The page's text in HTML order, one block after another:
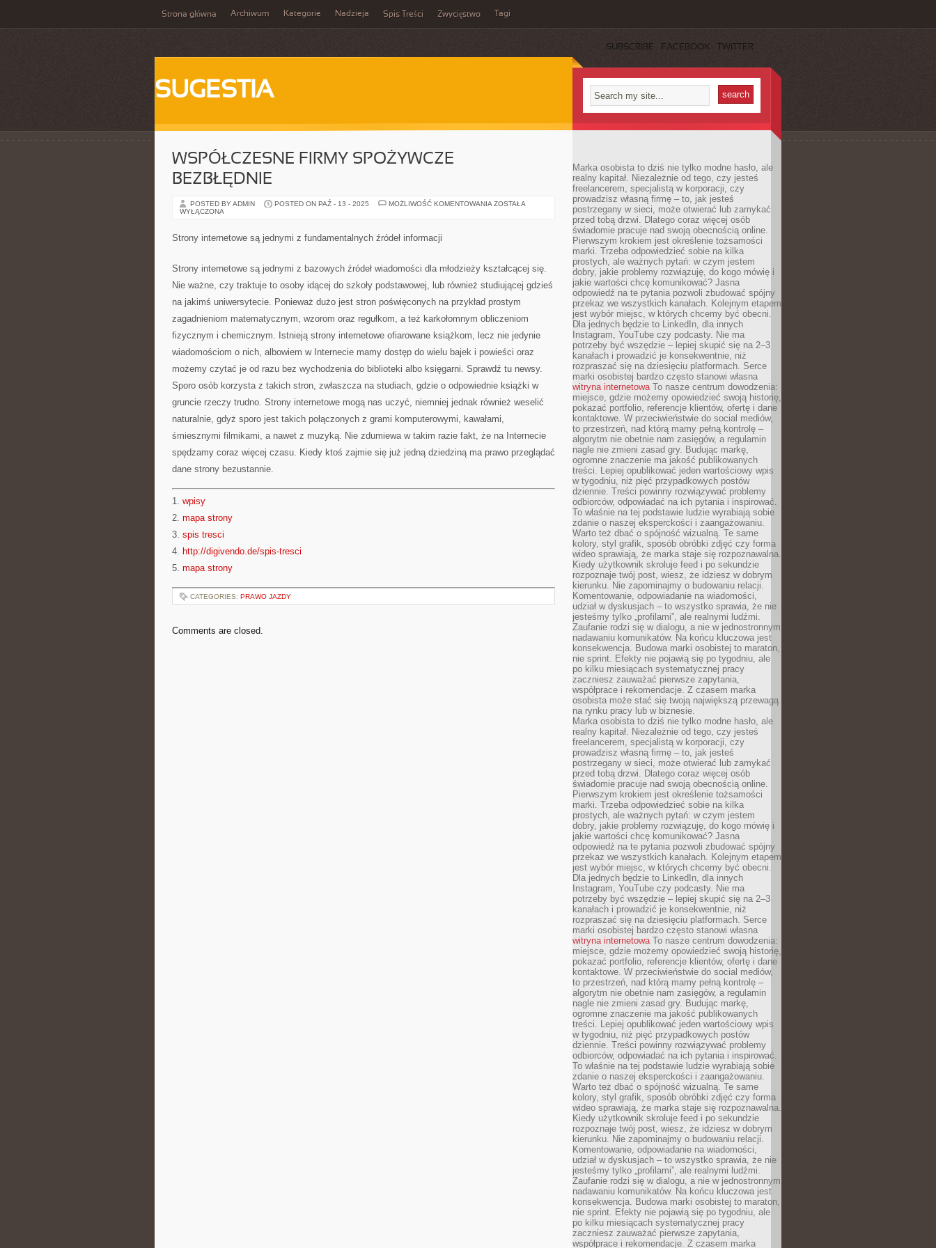
Strona główna Archiwum Kategorie Nadzieja Spis Treści Zwycięstwo Tagi
SUBSCRIBE FACEBOOK TWITTER
SUGESTIA
WSPÓŁCZESNE FIRMY SPOŻYWCZE
BEZBŁĘDNIE
POSTED BY ADMIN POSTED ON PAŹ - 13 - 2025 MOŻLIWOŚĆ KOMENTOWANIA WSPÓŁCZESNE
ZOSTAŁA
WYŁĄCZONA
Strony internetowe są jednymi z fundamentalnych źródeł informacji
Strony internetowe są jednymi z bazowych źródeł wiadomości dla młodzieży kształcącej się.
Nie ważne, czy traktuje to osoby idącej do szkoły podstawowej, lub również studiującej gdzieś
na jakimś uniwersytecie. Ponieważ dużo jest stron poświęconych na przykład prostym
zagadnieniom matematycznym, wzorom oraz regułkom, a też karkołomnym obliczeniom
fizycznym i chemicznym. Istnieją strony internetowe ofiarowane książkom, lecz nie jedynie
wiadomościom o nich, albowiem w Internecie mamy dostęp do wielu bajek i powieści oraz
możemy czytać je od razu bez wychodzenia do biblioteki albo księgarni. Sprawdź tu newsy.
Sporo osób korzysta z takich stron, zwłaszcza na studiach, gdzie o odpowiednie książki w
gruncie rzeczy trudno. Strony internetowe mogą nas uczyć, niemniej jednak również weselić
naturalnie, gdyż sporo jest takich połączonych z grami komputerowymi, kawałami,
śmiesznymi filmikami, a nawet z muzyką. Nie zdumiewa w takim razie fakt, że na Internecie
spędzamy coraz więcej czasu. Kiedy ktoś zajmie się już jedną dziedziną ma prawo przeglądać
dane strony bezustannie.
1. wpisy
2. mapa strony
3. spis tresci
4. http://digivendo.de/spis-tresci
5. mapa strony
CATEGORIES: PRAWO JAZDY
Comments are closed.
Marka osobista to dziś nie tylko modne hasło, ale
realny kapitał. Niezależnie od tego, czy jesteś
freelancerem, specjalistą w korporacji, czy
prowadzisz własną firmę – to, jak jesteś
postrzegany w sieci, może otwierać lub zamykać
przed tobą drzwi. Dlatego coraz więcej osób
świadomie pracuje nad swoją obecnością online.
Pierwszym krokiem jest określenie tożsamości
marki. Trzeba odpowiedzieć sobie na kilka
prostych, ale ważnych pytań: w czym jestem
dobry, jakie problemy rozwiązuję, do kogo mówię i
jakie wartości chcę komunikować? Jasna
odpowiedź na te pytania pozwoli zbudować spójny
przekaz we wszystkich kanałach. Kolejnym etapem
jest wybór miejsc, w których chcemy być obecni.
Dla jednych będzie to LinkedIn, dla innych
Instagram, YouTube czy podcasty. Nie ma
potrzeby być wszędzie – lepiej skupić się na 2–3
kanałach i prowadzić je konsekwentnie, niż
rozpraszać się na dziesięciu platformach. Serce
marki osobistej bardzo często stanowi własna
witryna internetowaTo nasze centrum dowodzenia:
miejsce, gdzie możemy opowiedzieć swoją historię,
pokazać portfolio, referencje klientów, ofertę i dane
kontaktowe. W przeciwieństwie do social mediów,
to przestrzeń, nad którą mamy pełną kontrolę –
algorytm nie obetnie nam zasięgów, a regulamin
nagle nie zmieni zasad gry. Budując markę,
ogromne znaczenie ma jakość publikowanych
treści. Lepiej opublikować jeden wartościowy wpis
w tygodniu, niż pięć przypadkowych postów
dziennie. Treści powinny rozwiązywać problemy
odbiorców, odpowiadać na ich pytania i inspirować.
To właśnie na tej podstawie ludzie wyrabiają sobie
zdanie o naszej eksperckości i zaangażowaniu.
Warto też dbać o spójność wizualną. Te same
kolory, styl grafik, sposób obróbki zdjęć czy forma
wideo sprawiają, że marka staje się rozpoznawalna.
Kiedy użytkownik skroluje feed i po sekundzie
rozpoznaje twój post, wiesz, że idziesz w dobrym
kierunku. Nie zapominajmy o budowaniu relacji.
Komentowanie, odpowiadanie na wiadomości,
udział w dyskusjach – to wszystko sprawia, że nie
jesteśmy tylko „profilami”, ale realnymi ludźmi.
Zaufanie rodzi się w dialogu, a nie w jednostronnym
nadawaniu komunikatów. Na końcu kluczowa jest
konsekwencja. Budowa marki osobistej to maraton,
nie sprint. Efekty nie pojawią się po tygodniu, ale
po kilku miesiącach systematycznej pracy
zaczniesz zauważać pierwsze zapytania,
współprace i rekomendacje. Z czasem marka
osobista może stać się twoją największą przewagą
na rynku pracy lub w biznesie.
Marka osobista to dziś nie tylko modne hasło, ale
realny kapitał. Niezależnie od tego, czy jesteś
freelancerem, specjalistą w korporacji, czy
prowadzisz własną firmę – to, jak jesteś
postrzegany w sieci, może otwierać lub zamykać
przed tobą drzwi. Dlatego coraz więcej osób
świadomie pracuje nad swoją obecnością online.
Pierwszym krokiem jest określenie tożsamości
marki. Trzeba odpowiedzieć sobie na kilka
prostych, ale ważnych pytań: w czym jestem
dobry, jakie problemy rozwiązuję, do kogo mówię i
jakie wartości chcę komunikować? Jasna
odpowiedź na te pytania pozwoli zbudować spójny
przekaz we wszystkich kanałach. Kolejnym etapem
jest wybór miejsc, w których chcemy być obecni.
Dla jednych będzie to LinkedIn, dla innych
Instagram, YouTube czy podcasty. Nie ma
potrzeby być wszędzie – lepiej skupić się na 2–3
kanałach i prowadzić je konsekwentnie, niż
rozpraszać się na dziesięciu platformach. Serce
marki osobistej bardzo często stanowi własna
witryna internetowaTo nasze centrum dowodzenia:
miejsce, gdzie możemy opowiedzieć swoją historię,
pokazać portfolio, referencje klientów, ofertę i dane
kontaktowe. W przeciwieństwie do social mediów,
to przestrzeń, nad którą mamy pełną kontrolę –
algorytm nie obetnie nam zasięgów, a regulamin
nagle nie zmieni zasad gry. Budując markę,
ogromne znaczenie ma jakość publikowanych
treści. Lepiej opublikować jeden wartościowy wpis
w tygodniu, niż pięć przypadkowych postów
dziennie. Treści powinny rozwiązywać problemy
odbiorców, odpowiadać na ich pytania i inspirować.
To właśnie na tej podstawie ludzie wyrabiają sobie
zdanie o naszej eksperckości i zaangażowaniu.
Warto też dbać o spójność wizualną. Te same
kolory, styl grafik, sposób obróbki zdjęć czy forma
wideo sprawiają, że marka staje się rozpoznawalna.
Kiedy użytkownik skroluje feed i po sekundzie
rozpoznaje twój post, wiesz, że idziesz w dobrym
kierunku. Nie zapominajmy o budowaniu relacji.
Komentowanie, odpowiadanie na wiadomości,
udział w dyskusjach – to wszystko sprawia, że nie
jesteśmy tylko „profilami”, ale realnymi ludźmi.
Zaufanie rodzi się w dialogu, a nie w jednostronnym
nadawaniu komunikatów. Na końcu kluczowa jest
konsekwencja. Budowa marki osobistej to maraton,
nie sprint. Efekty nie pojawią się po tygodniu, ale
po kilku miesiącach systematycznej pracy
zaczniesz zauważać pierwsze zapytania,
współprace i rekomendacje. Z czasem marka